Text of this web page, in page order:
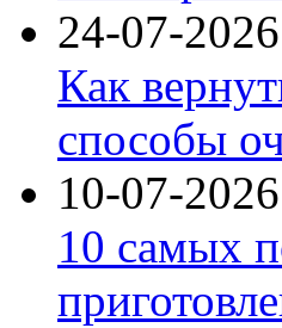
24-07-2026
Как
способы
10-07-2026
10 самых